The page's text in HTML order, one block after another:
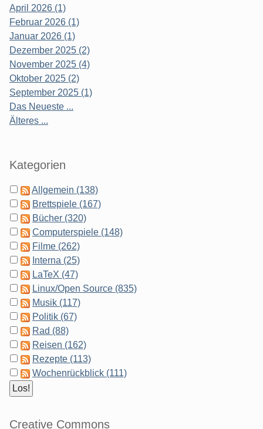
April 2026 (1)
Februar 2026 (1)
Januar 2026 (1)
Dezember 2025 (2)
November 2025 (4)
Oktober 2025 (2)
September 2025 (1)
Das Neueste ...
Älteres ...
Kategorien
Allgemein (138)
Brettspiele (167)
Bücher (320)
Computerspiele (148)
Filme (262)
Interna (25)
LaTeX (47)
Linux/Open Source (835)
Musik (117)
Politik (67)
Rad (88)
Reisen (162)
Rezepte (113)
Wochenrückblick (111)
Creative Commons